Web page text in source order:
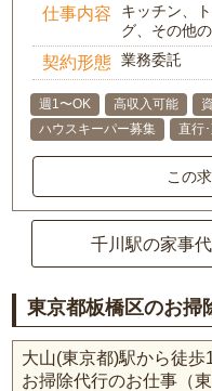
仕事内容
キッチン、
グ、その他
契約形態 業務委託
週1〜OK 高収入可能
ハウスキーパー募集
直行
この
千川駅の家事
東京都板橋区のお掃
大山(東京都)駅から徒
お掃除代行のお仕事（東